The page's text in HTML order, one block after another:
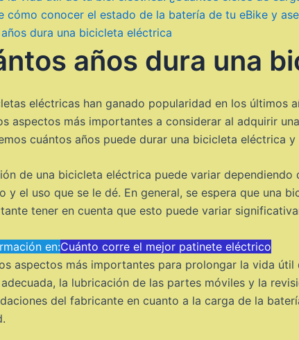
cómo conocer el estado de la batería de tu eBike y
dura una bicicleta eléctrica
años dura una
eléctricas han ganado popularidad en los últimos
aspectos más importantes a considerar al adquirir
cuántos años puede durar una bicicleta eléctrica
de una bicicleta eléctrica puede variar
y el uso que se le dé. En general, se espera que una
tener en cuenta que esto puede variar
en:Cuánto corre el mejor patinete eléctrico
aspectos más importantes para prolongar la vida
la lubricación de las partes móviles y la
del fabricante en cuanto a la carga de la